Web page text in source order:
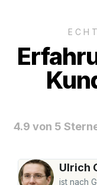
4.9 von 5
Ulrich
ist nach